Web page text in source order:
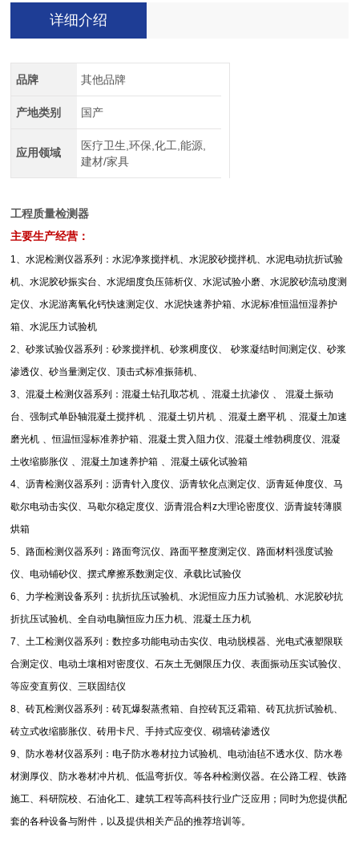
详细介绍
品牌 其他品牌
产地类别 国产
应用领域
医疗卫生,环保,化工,能源,
建材/家具
工程质量检测器
主要生产经营：
1、水泥检测仪器系列：水泥净浆搅拌机、水泥胶砂搅拌机、水泥电动抗折试验
机、水泥胶砂振实台、水泥细度负压筛析仪、水泥试验小磨、水泥胶砂流动度测
定仪、水泥游离氧化钙快速测定仪、水泥快速养护箱、水泥标准恒温恒湿养护
箱、水泥压力试验机
2、砂浆试验仪器系列：砂浆搅拌机、砂浆稠度仪、
砂浆凝结时间测定仪、砂浆
渗透仪、砂当量测定仪、顶击式标准振筛机、
3、混凝土检测仪器系列：混凝土钻孔取芯机 、混凝土抗渗仪 、
混凝土振动
台、强制式单卧轴混凝土搅拌机 、混凝土切片机 、混凝土磨平机 、混凝土加速
磨光机 、恒温恒湿标准养护箱、混凝土贯入阻力仪、混凝土维勃稠度仪、混凝
土收缩膨胀仪 、混凝土加速养护箱 、混凝土碳化试验箱
4、沥青检测仪器系列：沥青针入度仪、沥青软化点测定仪、沥青延伸度仪、马
歇尔电动击实仪、马歇尔稳定度仪、沥青混合料z大理论密度仪、沥青旋转薄膜
烘箱
5、路面检测仪器系列：路面弯沉仪、路面平整度测定仪、路面材料强度试验
仪、电动铺砂仪、摆式摩擦系数测定仪、承载比试验仪
6、力学检测设备系列：抗折抗压试验机、水泥恒应力压力试验机、水泥胶砂抗
折抗压试验机、全自动电脑恒应力压力机、混凝土压力机
7、土工检测仪器系列：数控多功能电动击实仪、电动脱模器、光电式液塑限联
合测定仪、电动土壤相对密度仪、石灰土无侧限压力仪、表面振动压实试验仪、
等应变直剪仪、三联固结仪
8、砖瓦检测仪器系列：砖瓦爆裂蒸煮箱、自控砖瓦泛霜箱、砖瓦抗折试验机、
砖立式收缩膨胀仪、砖用卡尺、手持式应变仪、砌墙砖渗透仪
9、防水卷材仪器系列：电子防水卷材拉力试验机、电动油毡不透水仪、防水卷
材测厚仪、防水卷材冲片机、低温弯折仪。等各种检测仪器。在公路工程、铁路
施工、科研院校、石油化工、建筑工程等高科技行业广泛应用；同时为您提供配
套的各种设备与附件，以及提供相关产品的推荐培训等。